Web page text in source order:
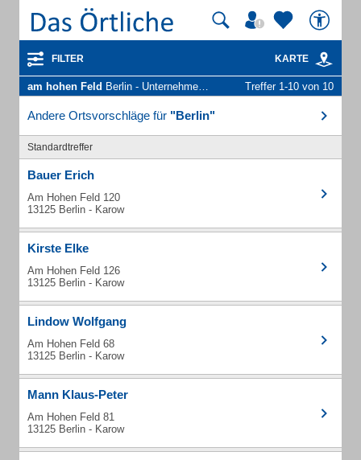
FILTER KARTE
am hohen Feld Berlin - Unternehmen und Personen Treffer 1-10 von 10
Andere Ortsvorschläge für "Berlin"
Standardtreffer
Bauer Erich
Am Hohen Feld 120
13125 Berlin - Karow
Kirste Elke
Am Hohen Feld 126
13125 Berlin - Karow
Lindow Wolfgang
Am Hohen Feld 68
13125 Berlin - Karow
Mann Klaus-Peter
Am Hohen Feld 81
13125 Berlin - Karow